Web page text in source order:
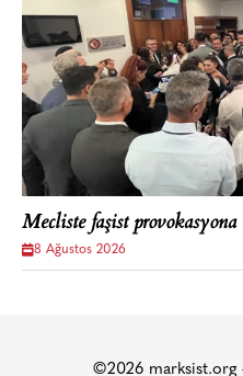
Mecliste faşist provokasyona
8 Ağustos 2026
©2026 marksist.org